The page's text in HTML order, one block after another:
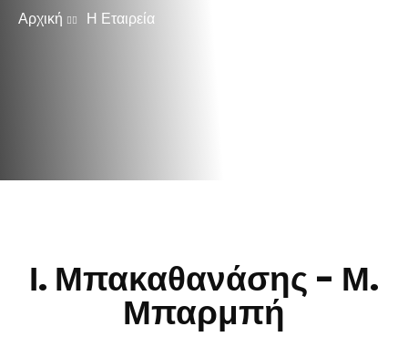
Αρχική Η Εταιρεία
Ι. Μπακαθανάσης - Μ.
Μπαρμπή